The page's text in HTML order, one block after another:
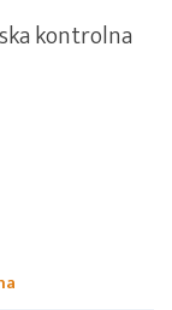
kontrolna